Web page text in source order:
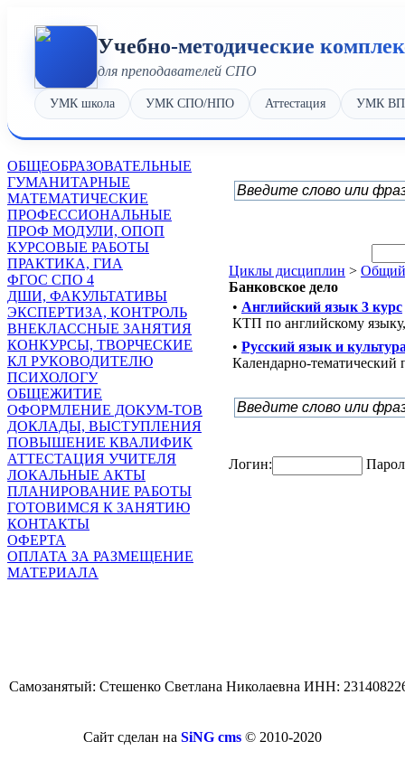
Учебно-методические
для преподавателей СПО
УМК школа УМК СПО/НПО Аттестация УМК
OБЩЕОБРАЗОВАТЕЛЬНЫЕ
ГУМАНИТАРНЫЕ
МАТЕМАТИЧЕСКИЕ
ПРОФЕССИОНАЛЬНЫЕ
ПРОФ МОДУЛИ, ОПОП
КУРСОВЫЕ РАБОТЫ
ПРАКТИКА, ГИА
ФГОС СПО 4
ДШИ, ФАКУЛЬТАТИВЫ
ЭКСПЕРТИЗА, КОНТРОЛЬ
ВНЕКЛАССНЫЕ ЗАНЯТИЯ
КОНКУРСЫ, ТВОРЧЕСКИЕ
КЛ РУКОВОДИТЕЛЮ
ПСИХОЛОГУ
ОБЩЕЖИТИЕ
ОФОРМЛЕНИЕ ДОКУМ-ТОВ
ДОКЛАДЫ, ВЫСТУПЛЕНИЯ
ПОВЫШЕНИЕ КВАЛИФИК
АТТЕСТАЦИЯ УЧИТЕЛЯ
ЛОКАЛЬНЫЕ АКТЫ
ПЛАНИРОВАНИЕ РАБОТЫ
ГОТОВИМСЯ К ЗАНЯТИЮ
КОНТАКТЫ
ОФЕРТА
ОПЛАТА ЗА РАЗМЕЩЕНИЕ
МАТЕРИАЛА
Циклы дисциплин > Общий
Банковское дело
• Английский язык 3 курс
КТП по английскому
• Русский язык и
Календарно-тематический
Логин:
Самозанятый: Стешенко Светлана Николаевна ИНН:
Сайт сделан на SiNG cms © 2010-2020